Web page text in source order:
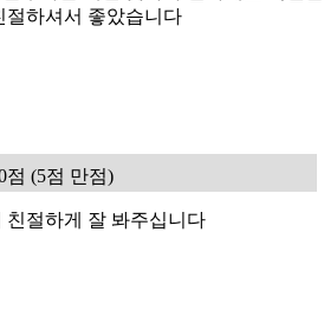
절하셔서 좋았습니다
점 (5점 만점)
친절하게 잘 봐주십니다